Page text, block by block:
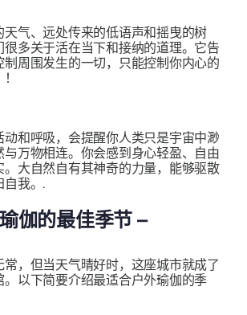
天气、远处传来的低语声和摇曳的树
很多关于活在当下和接纳的道理。它告
周围发生的一切，只能控制你内心的
和呼吸，会提醒你人类只是宇宙中渺
万物相连。你会感到身心轻盈、自由
。大自然自有其神奇的力量，能够驱散
自我。.
伽的最佳季节 –
，但当天气晴好时，这座城市就成了
。以下简要介绍最适合户外瑜伽的季